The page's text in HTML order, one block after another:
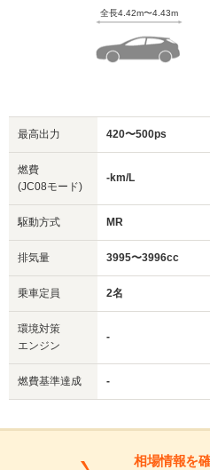
全長4.42m〜4.43m
最高出力 420〜500ps
燃費
(JC08モード)
-km/L
駆動方式 MR
排気量 3995〜3996cc
乗車定員 2名
環境対策
エンジン
-
燃費基準達成 -
相場情報を